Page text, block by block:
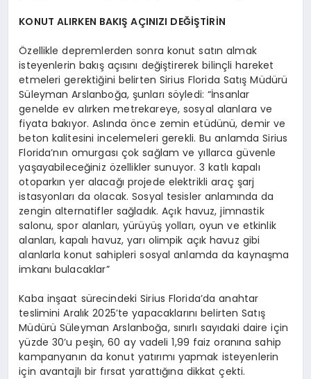
KONUT ALIRKEN BAKIŞ AÇINIZI DEĞİŞTİRİN
Özellikle depremlerden sonra konut satın almak
isteyenlerin bakış açısını değiştirerek bilinçli hareket
etmeleri gerektiğini belirten Sirius Florida Satış Müdürü
Süleyman Arslanboğa, şunları söyledi: “İnsanlar
genelde ev alırken metrekareye, sosyal alanlara ve
fiyata bakıyor. Aslında önce zemin etüdünü, demir ve
beton kalitesini incelemeleri gerekli. Bu anlamda Sirius
Florida’nın omurgası çok sağlam ve yıllarca güvenle
yaşayabileceğiniz özellikler sunuyor. 3 katlı kapalı
otoparkın yer alacağı projede elektrikli araç şarj
istasyonları da olacak. Sosyal tesisler anlamında da
zengin alternatifler sağladık. Açık havuz, jimnastik
salonu, spor alanları, yürüyüş yolları, oyun ve etkinlik
alanları, kapalı havuz, yarı olimpik açık havuz gibi
alanlarla konut sahipleri sosyal anlamda da kaynaşma
imkanı bulacaklar”
Kaba inşaat sürecindeki Sirius Florida’da anahtar
teslimini Aralık 2025’te yapacaklarını belirten Satış
Müdürü Süleyman Arslanboğa, sınırlı sayıdaki daire için
yüzde 30’u peşin, 60 ay vadeli 1,99 faiz oranına sahip
kampanyanın da konut yatırımı yapmak isteyenlerin
için avantajlı bir fırsat yarattığına dikkat çekti.